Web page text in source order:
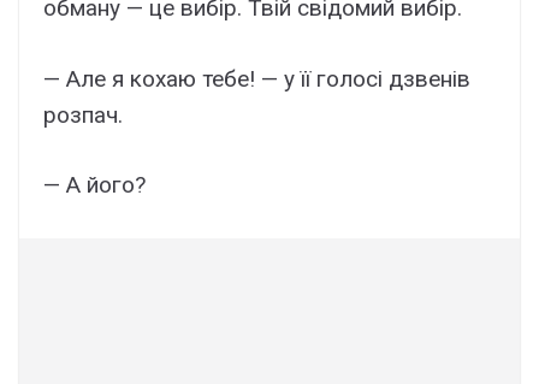
обману — це вибір. Твій свідомий вибір.
— Але я кохаю тебе! — у її голосі дзвенів
розпач.
— А його?